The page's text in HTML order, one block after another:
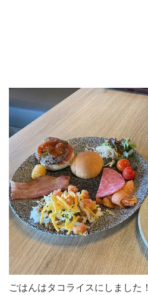
ごはんはタコライスにしました！